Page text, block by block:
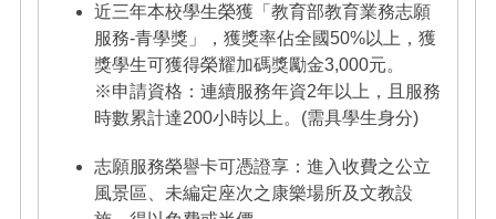
近三年本校學生榮獲「教育部教育業務志願
服務-青學獎」，獲獎率佔全國50%以上，獲
獎學生可獲得榮耀加碼獎勵金3,000元。
※申請資格：連續服務年資2年以上，且服務
時數累計達200小時以上。(需具學生身分)
志願服務榮譽卡可憑證享：進入收費之公立
風景區、未編定座次之康樂場所及文教設